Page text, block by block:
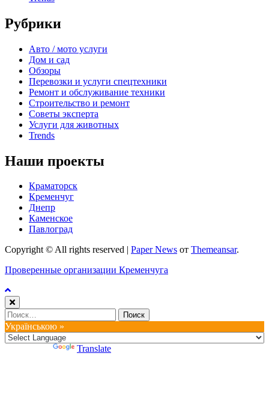
Рубрики
Авто / мото услуги
Дом и сад
Обзоры
Перевозки и услуги спецтехники
Ремонт и обслуживание техники
Строительство и ремонт
Советы эксперта
Услуги для животных
Trends
Наши проекты
Краматорск
Кременчуг
Днепр
Каменское
Павлоград
Copyright © All rights reserved
Paper News от Themeansar.
Проверенные организации Кременчуга
Найти:
Українською »
Translate